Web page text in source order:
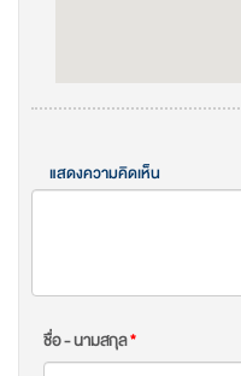
แสดงความคิดเห็น
ชื่อ - นามสกุล*